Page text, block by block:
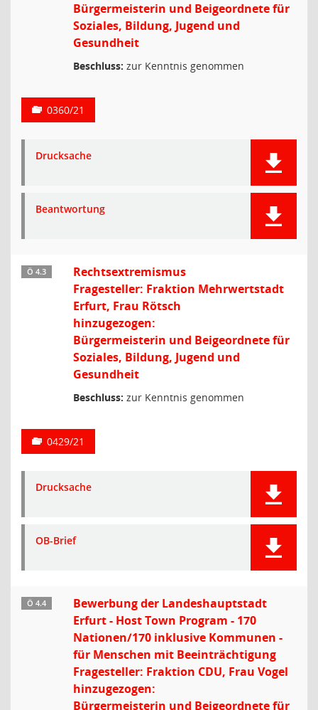
Bürgermeisterin und Beigeordnete für
Soziales, Bildung, Jugend und
Gesundheit
Beschluss: zur Kenntnis genommen
0360/21
Drucksache
Beantwortung
Ö 4.3
Rechtsextremismus
Fragesteller: Fraktion Mehrwertstadt
Erfurt, Frau Rötsch
hinzugezogen:
Bürgermeisterin und Beigeordnete für
Soziales, Bildung, Jugend und
Gesundheit
Beschluss: zur Kenntnis genommen
0429/21
Drucksache
OB-Brief
Ö 4.4
Bewerbung der Landeshauptstadt
Erfurt - Host Town Program - 170
Nationen/170 inklusive Kommunen -
für Menschen mit Beeinträchtigung
Fragesteller: Fraktion CDU, Frau Vogel
hinzugezogen:
Bürgermeisterin und Beigeordnete für